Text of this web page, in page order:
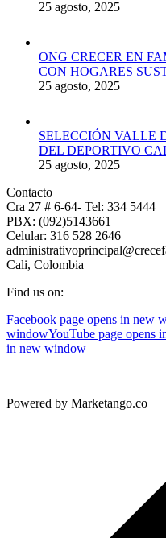
25 agosto, 2025
ONG CRECER EN
CON HOGARES
25 agosto, 2025
SELECCIÓN VALLE
DEL DEPORTIVO
25 agosto, 2025
Contacto
Cra 27 # 6-64- Tel: 334 5444
PBX: (092)5143661
Celular: 316 528 2646
Cali, Colombia
Find us on:
Facebook page opens in new
windowYouTube page opens
in new window
Powered by Marketango.co